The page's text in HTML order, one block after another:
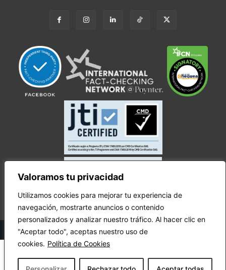
Valoramos tu privacidad
Utilizamos cookies para mejorar tu experiencia de
navegación, mostrarte anuncios o contenido
personalizados y analizar nuestro tráfico. Al hacer clic en
"Aceptar todo", aceptas nuestro uso de
cookies. Política de Cookies
© Copyright Ecuador Chequea 2025.